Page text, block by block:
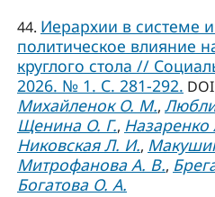
44. Иерархии в системе
политическое влияние
круглого стола //
2026. № 1. С. 281-292.
Михайленок О. М.,
Щенина О. Г., Назаренко
Никовская Л. И.,
Митрофанова А. В.,
Богатова О. А.